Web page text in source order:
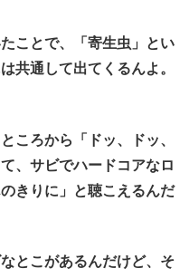
ことで、「寄生虫」とい
共通して出てくるんよ。
ころから「ドッ、ドッ、
、サビでハードコアなロ
きりに」と聴こえるんだ
とこがあるんだけど、そ